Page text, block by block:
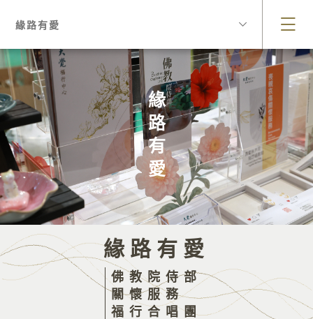
緣路有愛
緣路有愛
緣路有愛
佛教院侍部
關懷服務
福行合唱團